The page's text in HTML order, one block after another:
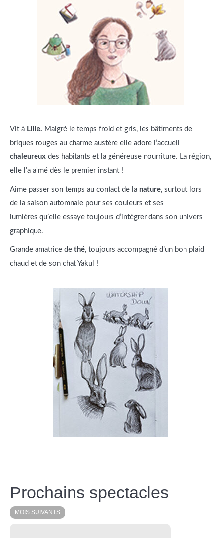
Vit à Lille. Malgré le temps froid et gris, les bâtiments de
briques rouges au charme austère elle adore l’accueil
chaleureux des habitants et la généreuse nourriture. La région,
elle l’a aimé dès le premier instant !
Aime passer son temps au contact de la nature, surtout lors
de la saison automnale pour ses couleurs et ses
lumières qu’elle essaye toujours d’intégrer dans son univers
graphique.
Grande amatrice de thé, toujours accompagné d’un bon plaid
chaud et de son chat Yakul !
Prochains spectacles
MOIS SUIVANTS